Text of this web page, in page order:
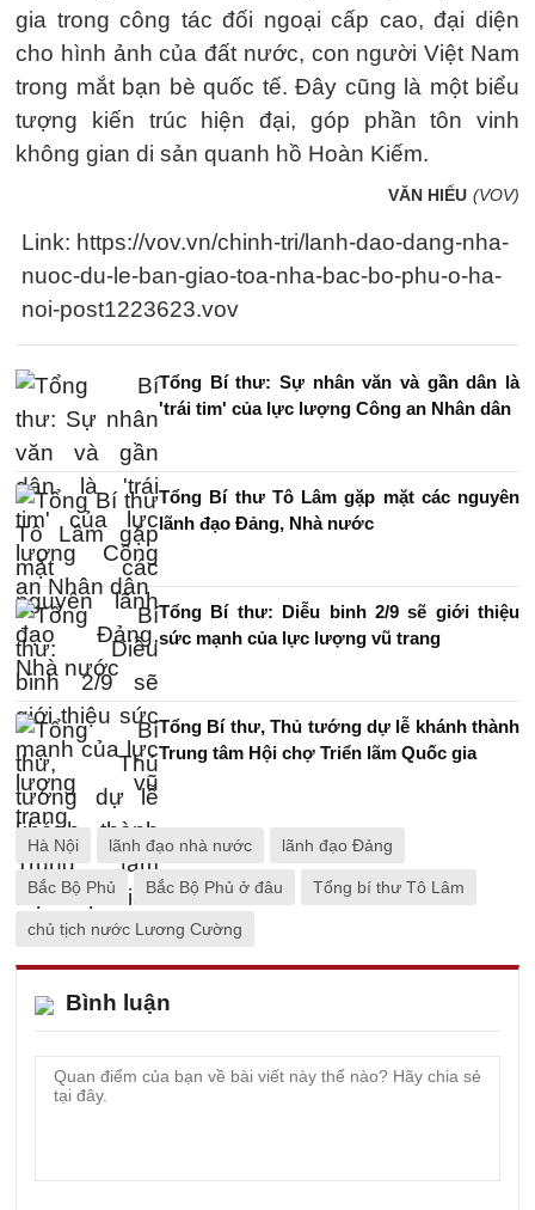
gia trong công tác đối ngoại cấp cao, đại diện
cho hình ảnh của đất nước, con người Việt Nam
trong mắt bạn bè quốc tế. Đây cũng là một biểu
tượng kiến trúc hiện đại, góp phần tôn vinh
không gian di sản quanh hồ Hoàn Kiếm.
VĂN HIẾU (VOV)
Link: https://vov.vn/chinh-tri/lanh-dao-dang-nha-
nuoc-du-le-ban-giao-toa-nha-bac-bo-phu-o-ha-
noi-post1223623.vov
Tổng Bí thư: Sự nhân văn và gần dân là
'trái tim' của lực lượng Công an Nhân dân
Tổng Bí thư Tô Lâm gặp mặt các nguyên
lãnh đạo Đảng, Nhà nước
Tổng Bí thư: Diễu binh 2/9 sẽ giới thiệu
sức mạnh của lực lượng vũ trang
Tổng Bí thư, Thủ tướng dự lễ khánh thành
Trung tâm Hội chợ Triển lãm Quốc gia
Hà Nội lãnh đạo nhà nước lãnh đạo Đảng
Bắc Bộ Phủ Bắc Bộ Phủ ở đâu Tổng bí thư Tô Lâm
chủ tịch nước Lương Cường
Bình luận